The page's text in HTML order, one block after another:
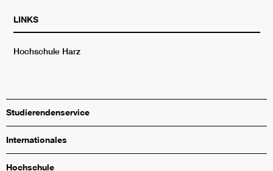
LINKS
Hochschule Harz
Studierendenservice
Internationales
Hochschule